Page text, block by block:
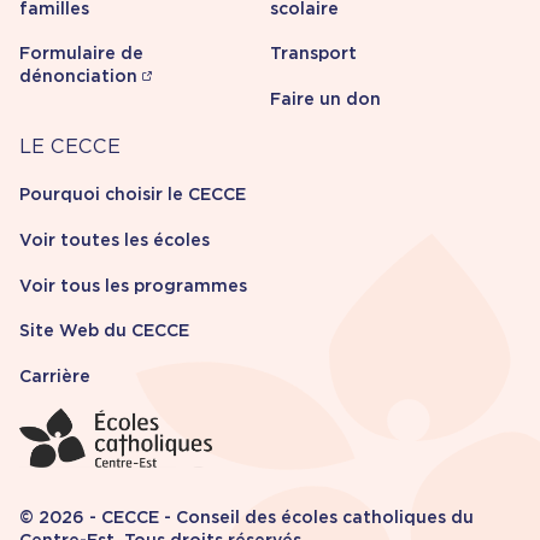
familles
Formulaire de
dénonciation
scolaire
Transport
Faire un don
Carrière
LE CECCE
Pourquoi choisir le CECCE
Voir toutes les écoles
Voir tous les programmes
Site Web du CECCE
Carrière
© 2026 - CECCE - Conseil des écoles catholiques du